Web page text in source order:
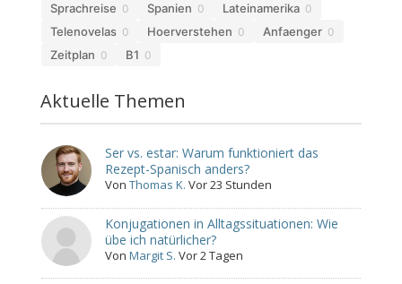
Sprachreise 0 Spanien 0 Lateinamerika 0
Telenovelas 0 Hoerverstehen 0 Anfaenger 0
Zeitplan 0 B1 0
Aktuelle Themen
Ser vs. estar: Warum funktioniert das
Rezept-Spanisch anders?
VonThomas K. Vor 23 Stunden
Konjugationen in Alltagssituationen: Wie
übe ich natürlicher?
VonMargit S. Vor 2 Tagen